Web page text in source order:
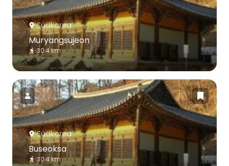
Südkorea
Muryangsujeon
30.4 km
Südkorea
Buseoksa
30.4 km